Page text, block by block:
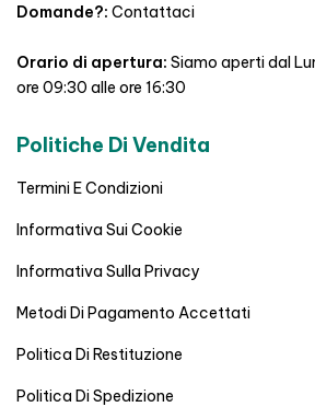
Domande?: Contattaci
Orario di apertura: Siamo aperti dal
ore 09:30 alle ore 16:30
Politiche Di Vendita
Termini E Condizioni
Informativa Sui Cookie
Informativa Sulla Privacy
Metodi Di Pagamento Accettati
Politica Di Restituzione
Politica Di Spedizione